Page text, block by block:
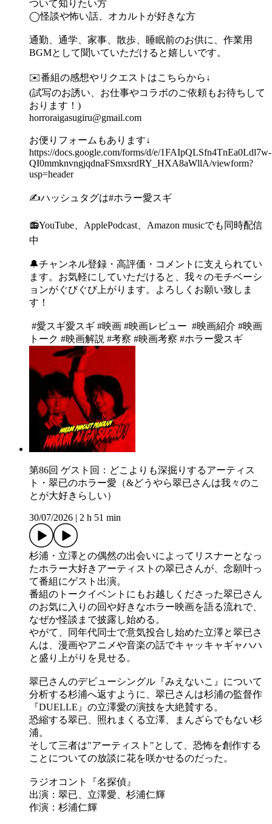
ついて知りたい方
◯怪談や怖い話、オカルトが好きな方
通勤、通学、家事、散歩、睡眠前のお供に、作業用
BGMとして聞いていただけると嬉しいです。
✉️番組の感想やリクエストはこちらから↓
(試写のお誘い、お仕事やコラボのご依頼もお待ちして
おります！)
⁠horroraigasugiru@gmail.com⁠
お便りフォームもあります↓
⁠https://docs.google.com/forms/d/e/1FAIpQLSfn4TnEa0Ldl7w-
QI0mmknvngjqdnaFSmxsrdRY_HXA8aWllA/viewform?
usp=header⁠
✍️ハッシュタグは#ホラー愛スギ
📻YouTube、ApplePodcast、Amazon musicでも同時配信
中
🔔チャンネル登録・高評価・コメントに支えられてい
ます。お気軽にしていただけると、我々のモチベーシ
ョンがぐびぐび上がります。よろしくお願い致しま
す！
#愛スギ愛スギ #映画 #映画レビュー #映画紹介 #映画
トーク #映画解説 #考察 #映画考察 #ホラー愛スギ
第86回 ゲスト回：どこよりも深掘りするアーティス
ト・翠已のホラー愛（&どうやら翠已さんは我々のこ
とが大好きらしい）
30/07/2026 2 h 51 min
杉浦・立澤との偶然の出会いによってリスナーとなっ
たホラー大好きアーティストの翠已さんが、念願叶っ
て番組にゲスト出演。
番組のトークイベントにもお越しくださった翠已さん
のお気に入りの回や好きなホラー映画を語る流れで、
なぜか怪談まで披露し始める。
やがて、同年代同士で意気投合し始めた立澤と翠已さ
んは、漫画やアニメや音楽の話でキャッキャギャハハ
と盛り上がりを見せる。
翠已さんのデビューシングル『みえないこ』について
分析する杉浦へ返すように、翠已さんは杉浦の監督作
『DUELLE』の立澤愛の演技を大絶賛する。
恐縮する翠已、照れまくる立澤、まんざらでもない杉
浦。
そして三者は"アーティスト"として、恐怖を創作する
ことについての放談に花を咲かせるのだった。
ラジオコント『名探偵』
出演：翠已、立澤愛、杉浦仁輝
作演：杉浦仁輝